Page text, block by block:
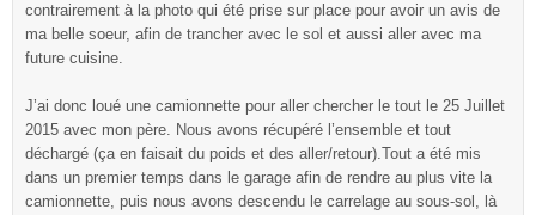
contrairement à la photo qui été prise sur place pour avoir un avis de
ma belle soeur, afin de trancher avec le sol et aussi aller avec ma
future cuisine.
J’ai donc loué une camionnette pour aller chercher le tout le 25 Juillet
2015 avec mon père. Nous avons récupéré l’ensemble et tout
déchargé (ça en faisait du poids et des aller/retour).Tout a été mis
dans un premier temps dans le garage afin de rendre au plus vite la
camionnette, puis nous avons descendu le carrelage au sous-sol, là